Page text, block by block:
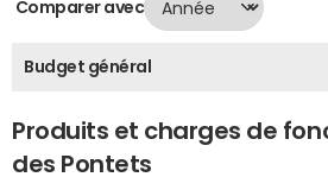
Comparer avec
Budget général
Produits et charges de
des Pontets